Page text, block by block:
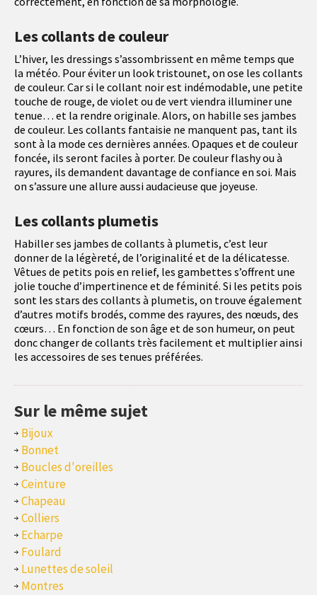
Les collants de couleur
L’hiver, les dressings s’assombrissent en même temps que
la météo. Pour éviter un look tristounet, on ose les collants
de couleur. Car si le collant noir est indémodable, une petite
touche de rouge, de violet ou de vert viendra illuminer une
tenue… et la rendre originale. Alors, on habille ses jambes
de couleur. Les collants fantaisie ne manquent pas, tant ils
sont à la mode ces dernières années. Opaques et de couleur
foncée, ils seront faciles à porter. De couleur flashy ou à
rayures, ils demandent davantage de confiance en soi. Mais
on s’assure une allure aussi audacieuse que joyeuse.
Les collants plumetis
Habiller ses jambes de collants à plumetis, c’est leur
donner de la légèreté, de l’originalité et de la délicatesse.
Vêtues de petits pois en relief, les gambettes s’offrent une
jolie touche d’impertinence et de féminité. Si les petits pois
sont les stars des collants à plumetis, on trouve également
d’autres motifs brodés, comme des rayures, des nœuds, des
cœurs… En fonction de son âge et de son humeur, on peut
donc changer de collants très facilement et multiplier ainsi
les accessoires de ses tenues préférées.
Sur le même sujet
Bijoux
Bonnet
Boucles d'oreilles
Ceinture
Chapeau
Colliers
Echarpe
Foulard
Lunettes de soleil
Montres